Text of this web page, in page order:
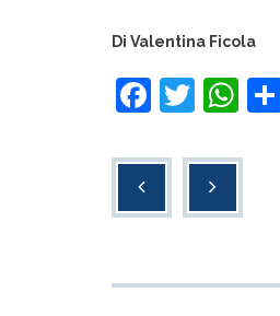
Di Valentina Ficola
F
c
T
tt
er
W
at